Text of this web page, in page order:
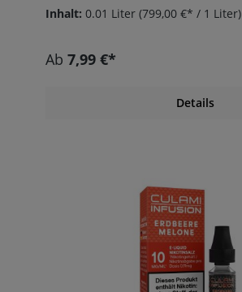
Inhalt: 0.01 Liter (799,00 €* / 1 Liter)
Ab 7,99 €*
Details